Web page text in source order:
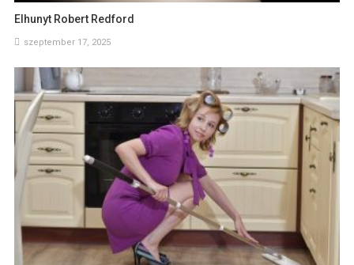
Elhunyt Robert Redford
szeptember 17, 2025